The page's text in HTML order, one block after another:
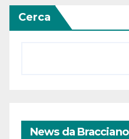
Cerca
News da Bracciano